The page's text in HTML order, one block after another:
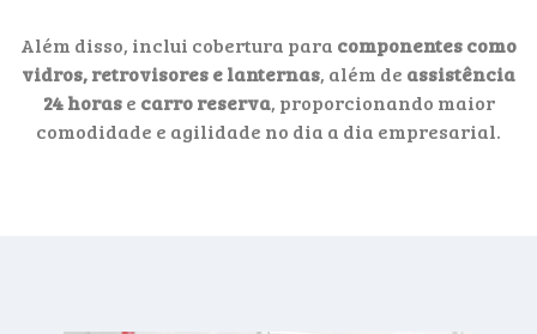
Além disso, inclui cobertura para componentes como
vidros, retrovisores e lanternas, além de assistência
24 horase carro reserva, proporcionando maior
comodidade e agilidade no dia a dia empresarial.